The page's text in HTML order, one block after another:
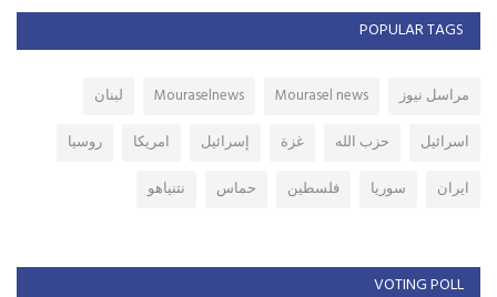
POPULAR TAGS
مراسل نيوز Mourasel news
Mouraselnews
لبنان
اسرائيل
حزب الله غزة إسرائيل امريكا
روسيا
ايران
سوريا فلسطين حماس نتنياهو
VOTING POLL